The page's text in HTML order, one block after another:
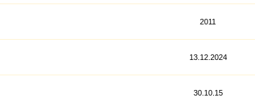
2011
13.12.2024
30.10.15